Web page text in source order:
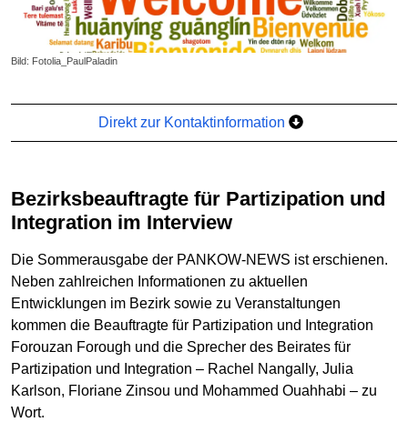
Bild: Fotolia_PaulPaladin
Direkt zur Kontaktinformation
Bezirksbeauftragte für Partizipation und
Integration im Interview
Die Sommerausgabe der PANKOW-NEWS ist erschienen.
Neben zahlreichen Informationen zu aktuellen
Entwicklungen im Bezirk sowie zu Veranstaltungen
kommen die Beauftragte für Partizipation und Integration
Forouzan Forough und die Sprecher des Beirates für
Partizipation und Integration – Rachel Nangally, Julia
Karlson, Floriane Zinsou und Mohammed Ouahhabi – zu
Wort.